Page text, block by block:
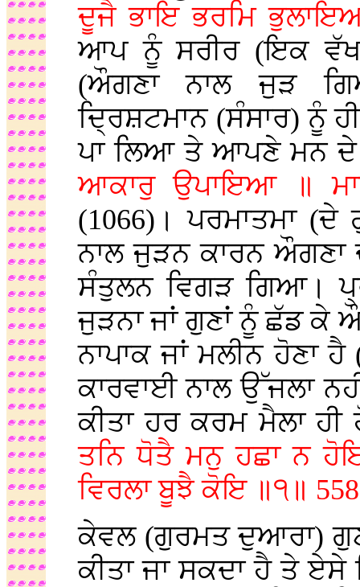
ਦੂਜੈ ਭਾਇ ਭਰਮਿ
ਆਪ ਨੂੰ ਸਰੀਰ (ਇਕ
(ਔਗਣਾ ਨਾਲ ਜੁੜ
ਦ੍ਰਿਸ਼ਟਮਾਨ (ਸੰਸਾਰ) ਨੂੰ
ਪਾ ਲਿਆ ਤੇ ਆਪਣੇ ਮਨ
ਆਕਾਰੁ ਉਪਾਇਆ ॥
(1066)। ਪਰਮਾਤਮਾ
ਨਾਲ ਜੁੜਨ ਕਾਰਨ ਔਗਣਾ
ਸੰਤੁਲਨ ਵਿਗੜ ਗਿਆ।
ਜੁੜਨਾ ਜਾਂ ਗੁਣਾਂ ਨੂੰ ਛੱਡ ਕੇ
ਨਾਪਾਕ ਜਾਂ ਮਲੀਨ ਹੋਣਾ
ਕਾਰਵਾਈ ਨਾਲ ਉੱਜਲਾ
ਕੀਤਾ ਹਰ ਕਰਮ ਮੈਲਾ
ਤਨਿ ਧੋਤੈ ਮਨੁ ਹਛਾ ਨ
ਵਿਰਲਾ ਬੂਝੈ ਕੋਇ ॥੧॥ 558
ਕੇਵਲ (ਗੁਰਮਤ ਦੁਆਰਾ)
ਕੀਤਾ ਜਾ ਸਕਦਾ ਹੈ ਤੇ